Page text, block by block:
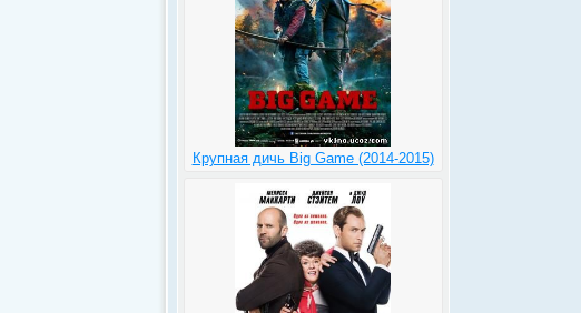
Крупная дичь Big Game (2014-2015)